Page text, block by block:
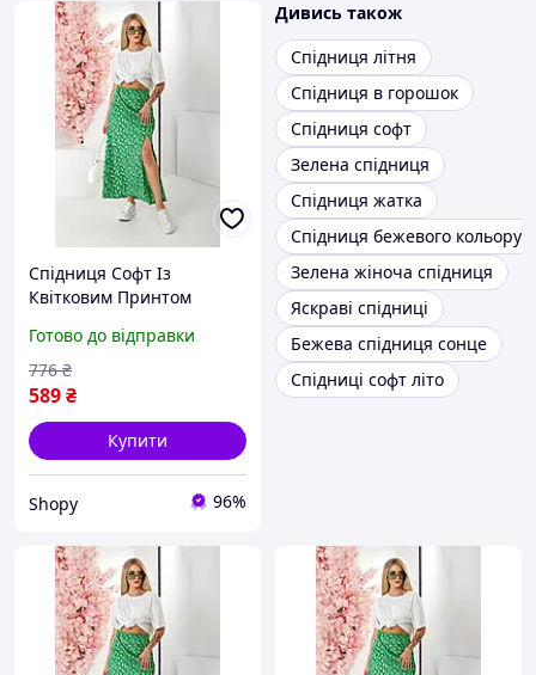
Спідниця Софт Із
Квітковим Принтом
Готово до відправки
589₴
776 ₴
Купити
Shopy 96%
Дивись також
Спідниця літня
Спідниця в горошок
Спідниця софт
Зелена спідниця
Спідниця жатка
Спідниця бежевого кольору
Зелена жіноча спідниця
Яскраві спідниці
Бежева спідниця сонце
Спідниці софт літо